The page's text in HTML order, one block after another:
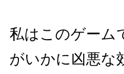
私はこのゲーム
がいかに凶悪な